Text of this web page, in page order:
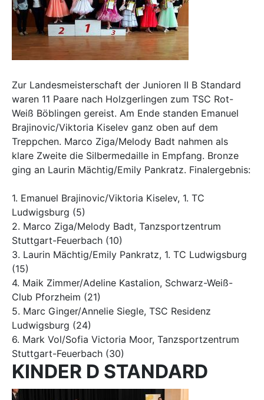
Zur Landesmeisterschaft der Junioren II B Standard
waren 11 Paare nach Holzgerlingen zum TSC Rot-
Weiß Böblingen gereist. Am Ende standen Emanuel
Brajinovic/Viktoria Kiselev ganz oben auf dem
Treppchen. Marco Ziga/Melody Badt nahmen als
klare Zweite die Silbermedaille in Empfang. Bronze
ging an Laurin Mächtig/Emily Pankratz. Finalergebnis:
1. Emanuel Brajinovic/Viktoria Kiselev, 1. TC
Ludwigsburg (5)
2. Marco Ziga/Melody Badt, Tanzsportzentrum
Stuttgart-Feuerbach (10)
3. Laurin Mächtig/Emily Pankratz, 1. TC Ludwigsburg
(15)
4. Maik Zimmer/Adeline Kastalion, Schwarz-Weiß-
Club Pforzheim (21)
5. Marc Ginger/Annelie Siegle, TSC Residenz
Ludwigsburg (24)
6. Mark Vol/Sofia Victoria Moor, Tanzsportzentrum
Stuttgart-Feuerbach (30)
KINDER D STANDARD